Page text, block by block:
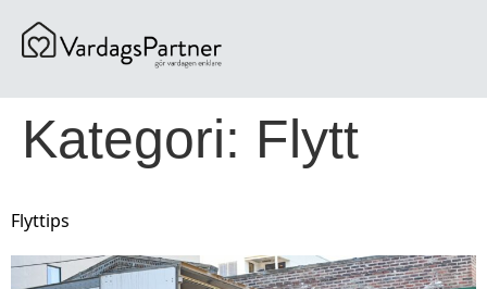
Kategori: Flytt
Flyttips